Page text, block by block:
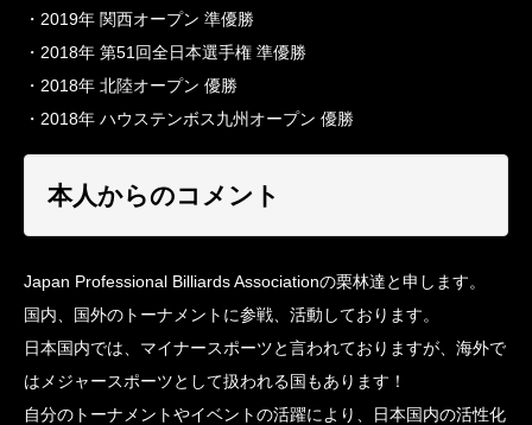
・2019年 関西オープン 準優勝
・2018年 第51回全日本選手権 準優勝
・2018年 北陸オープン 優勝
・2018年 ハウステンボス九州オープン 優勝
本人からのコメント
Japan Professional Billiards Associationの栗林達と申します。
国内、国外のトーナメントに参戦、活動しております。
日本国内では、マイナースポーツと言われておりますが、海外で
はメジャースポーツとして扱われる国もあります！
自分のトーナメントやイベントの活躍により、日本国内の活性化